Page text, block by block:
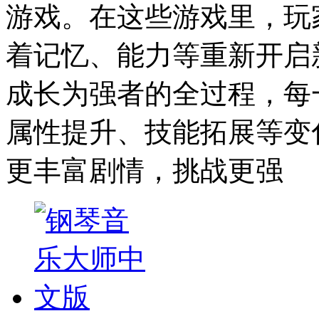
游戏。在这些游戏里，
着记忆、能力等重新开
成长为强者的全过程，
属性提升、技能拓展等
更丰富剧情，挑战更强